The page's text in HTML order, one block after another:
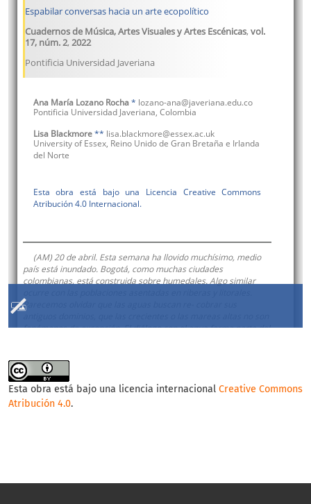
Esta obra está bajo una licencia internacional Creative Commons
Atribución 4.0.